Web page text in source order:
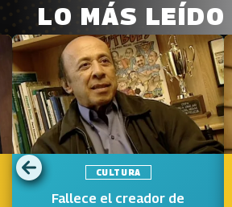
LO MÁS LEÍDO
CULTURA
Fallece el creador de